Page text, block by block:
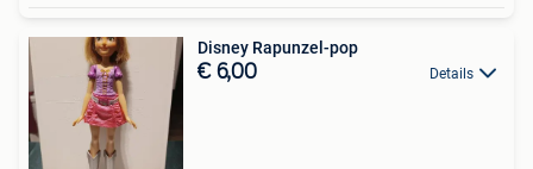
Disney Rapunzel-pop
€ 6,00 Details